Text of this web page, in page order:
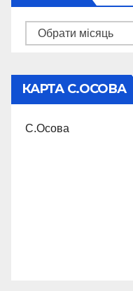
Архіви
КАРТА С.ОСОВА
С.Осова